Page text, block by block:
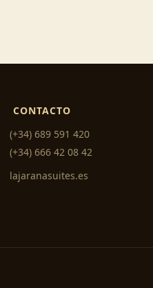
CONTACTO
(+34) 689 591 420
(+34) 666 42 08 42
lajaranasuites.es